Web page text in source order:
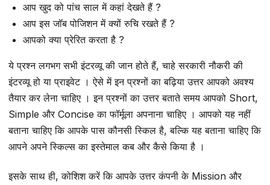
आप खुद को पांच साल में कहां देखते हैं ?
आप इस जॉब पोजिशन में क्यों रुचि रखते हैं ?
आपको क्या प्रेरित करता है ?
ये प्रश्न लगभग सभी इंटरव्यू की जान होते हैं, चाहे सरकारी नौकरी की
इंटरव्यू हो या प्राइवेट । ऐसे में इन प्रश्नों का बढ़िया उत्तर आपको अवश्य
तैयार कर लेना चाहिए । इन प्रश्नों का उत्तर बताते समय आपको Short,
Simple और Concise का फॉर्मूला अपनाना चाहिए । आपको यह नहीं
बताना चाहिए कि आपके पास कौनसी स्किल है, बल्कि यह बताना चाहिए कि
आपने अपने स्किल्स का इस्तेमाल कब और कैसे किया है ।
इसके साथ ही, कोशिश करें कि आपके उत्तर कंपनी के Mission और